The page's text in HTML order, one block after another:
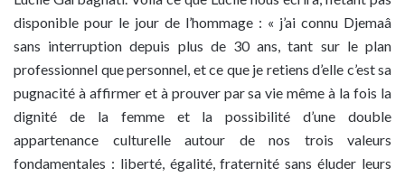
disponible pour le jour de l’hommage : « j’ai connu Djemaâ
sans interruption depuis plus de 30 ans, tant sur le plan
professionnel que personnel, et ce que je retiens d’elle c’est sa
pugnacité à affirmer et à prouver par sa vie même à la fois la
dignité de la femme et la possibilité d’une double
appartenance culturelle autour de nos trois valeurs
fondamentales : liberté, égalité, fraternité sans éluder leurs